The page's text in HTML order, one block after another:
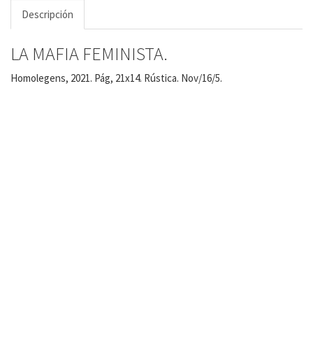
Descripción
LA MAFIA FEMINISTA.
Homolegens, 2021. Pág, 21x14. Rústica. Nov/16/5.